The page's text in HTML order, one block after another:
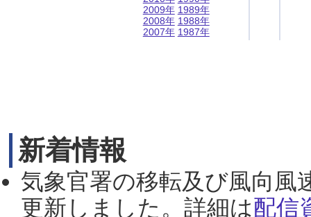
2009年
2008年
2007年
1989年
1988年
1987年
新着情報
気象官署の移転及び風向風
更新しました。詳細は配信